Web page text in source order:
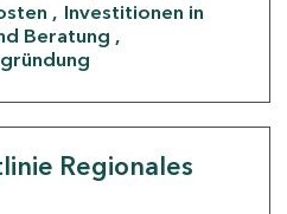
Investitionen in
Beratung
Regionales